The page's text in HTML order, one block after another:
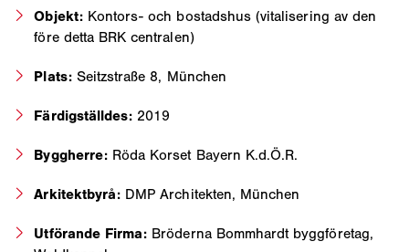
Objekt: Kontors- och bostadshus (vitalisering av den
före detta BRK centralen)
Plats: Seitzstraße 8, München
Färdigställdes: 2019
Byggherre: Röda Korset Bayern K.d.Ö.R.
Arkitektbyrå: DMP Architekten, München
Utförande Firma: Bröderna Bommhardt byggföretag,